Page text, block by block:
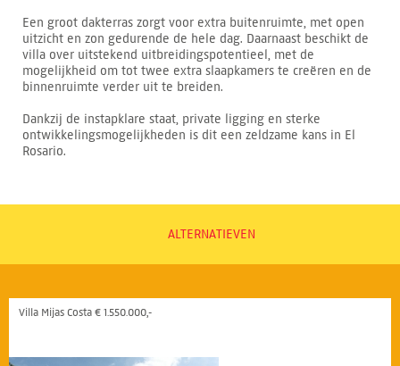
Een groot dakterras zorgt voor extra buitenruimte, met open
uitzicht en zon gedurende de hele dag. Daarnaast beschikt de
villa over uitstekend uitbreidingspotentieel, met de
mogelijkheid om tot twee extra slaapkamers te creëren en de
binnenruimte verder uit te breiden.
Dankzij de instapklare staat, private ligging en sterke
ontwikkelingsmogelijkheden is dit een zeldzame kans in El
Rosario.
ALTERNATIEVEN
Villa Mijas Costa € 1.550.000,-